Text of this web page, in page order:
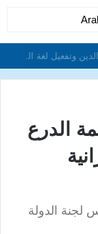
دون تمييز بسبب العرق او الجنس أو اللغة أو الدين وتفعيل لغة الحوار والتعايش السلمي ونبذ العنف والتطرف والتمييز العنصري
الدرع
لجنة الدولة